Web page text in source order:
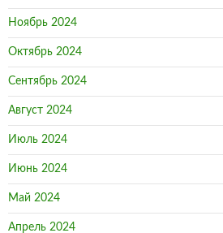
Ноябрь 2024
Октябрь 2024
Сентябрь 2024
Август 2024
Июль 2024
Июнь 2024
Май 2024
Апрель 2024